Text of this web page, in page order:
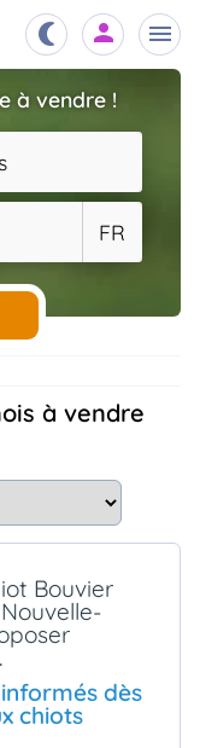
à vendre !
FR
Bouvier
dès
chiots